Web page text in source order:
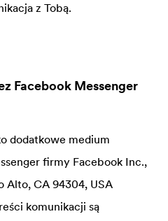
z Tobą.
Facebook Messenger
dodatkowe medium
firmy Facebook Inc.,
Alto, CA 94304, USA
komunikacji są